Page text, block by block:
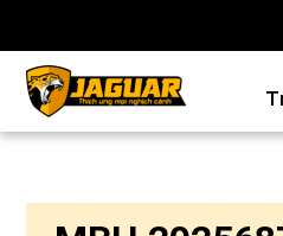
dung